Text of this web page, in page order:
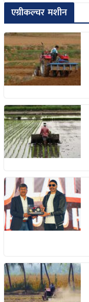
एग्रीकल्चर मशीन